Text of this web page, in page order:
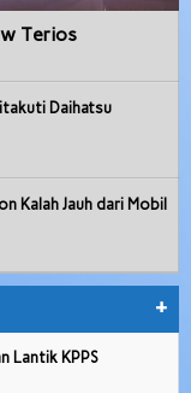
Terios
Daihatsu
Kalah Jauh dari Mobil
+
Lantik KPPS